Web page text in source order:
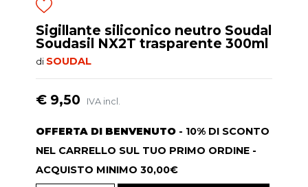
Sigillante siliconico neutro Soudal
Soudasil NX2T trasparente 300ml
di SOUDAL
€ 9,50 IVA incl.
OFFERTA DI BENVENUTO - 10% DI SCONTO
NEL CARRELLO SUL TUO PRIMO ORDINE -
ACQUISTO MINIMO 30,00€